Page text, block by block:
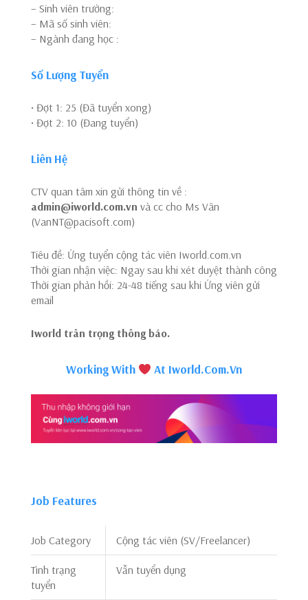
– Sinh viên trường:
– Mã số sinh viên:
– Ngành đang học :
Số Lượng Tuyển
• Đợt 1: 25 (Đã tuyển xong)
• Đợt 2: 10 (Đang tuyển)
Liên Hệ
CTV quan tâm xin gửi thông tin về :
admin@iworld.com.vn và cc cho Ms Vân
(VanNT@pacisoft.com)
Tiêu đề: Ứng tuyển cộng tác viên Iworld.com.vn
Thời gian nhận việc: Ngay sau khi xét duyệt thành công
Thời gian phản hồi: 24-48 tiếng sau khi Ứng viên gửi
email
Iworld trân trọng thông báo.
Working With At Iworld.Com.Vn
Job Features
Job Category Cộng tác viên (SV/Freelancer)
Tình trạng
tuyển
Vẫn tuyển dụng